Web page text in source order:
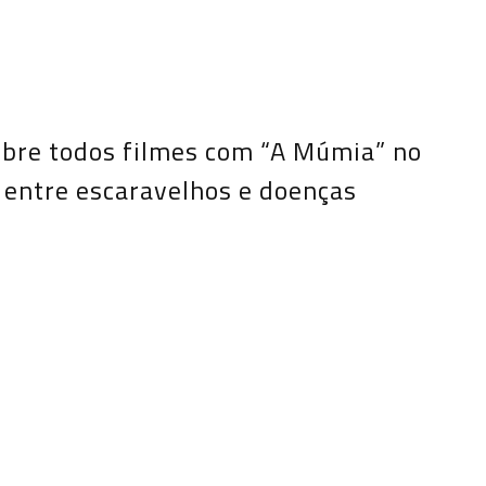
todos filmes com “A Múmia” no
escaravelhos e doenças